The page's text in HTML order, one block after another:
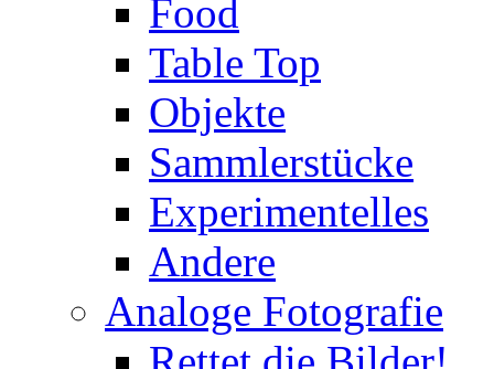
Food
Table Top
Objekte
Sammlerstücke
Experimentelles
Andere
Analoge Fotografie